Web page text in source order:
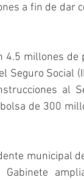
a fin de dar
4.5 millones
Seguro Social
al
de 300
municipal